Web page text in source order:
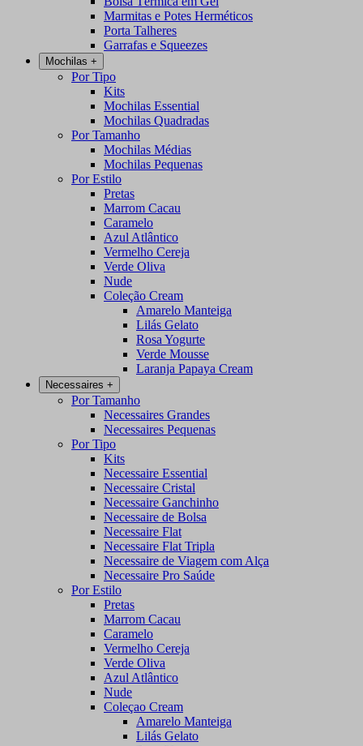
Marmitas e Potes Herméticos
Porta Talheres
Garrafas e Squeezes
Mochilas +
Por Tipo
Kits
Mochilas Essential
Mochilas Quadradas
Por Tamanho
Mochilas Médias
Mochilas Pequenas
Por Estilo
Pretas
Marrom Cacau
Caramelo
Azul Atlântico
Vermelho Cereja
Verde Oliva
Nude
Coleção Cream
Amarelo Manteiga
Lilás Gelato
Rosa Yogurte
Verde Mousse
Laranja Papaya Cream
Necessaires +
Por Tamanho
Necessaires Grandes
Necessaires Pequenas
Por Tipo
Kits
Necessaire Essential
Necessaire Cristal
Necessaire Ganchinho
Necessaire de Bolsa
Necessaire Flat
Necessaire Flat Tripla
Necessaire de Viagem com Alça
Necessaire Pro Saúde
Por Estilo
Pretas
Marrom Cacau
Caramelo
Vermelho Cereja
Verde Oliva
Azul Atlântico
Nude
Coleçao Cream
Amarelo Manteiga
Lilás Gelato